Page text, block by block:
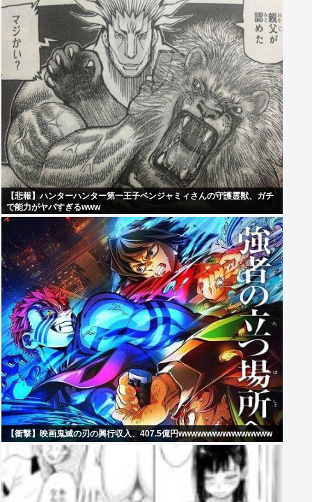
【悲報】ハンターハンター第一王子ベンジャミィさんの守護霊獣、ガチ
で能力がヤバすぎるwww
【衝撃】映画鬼滅の刃の興行収入、407.5億円wwwwwwwwwwwwwww